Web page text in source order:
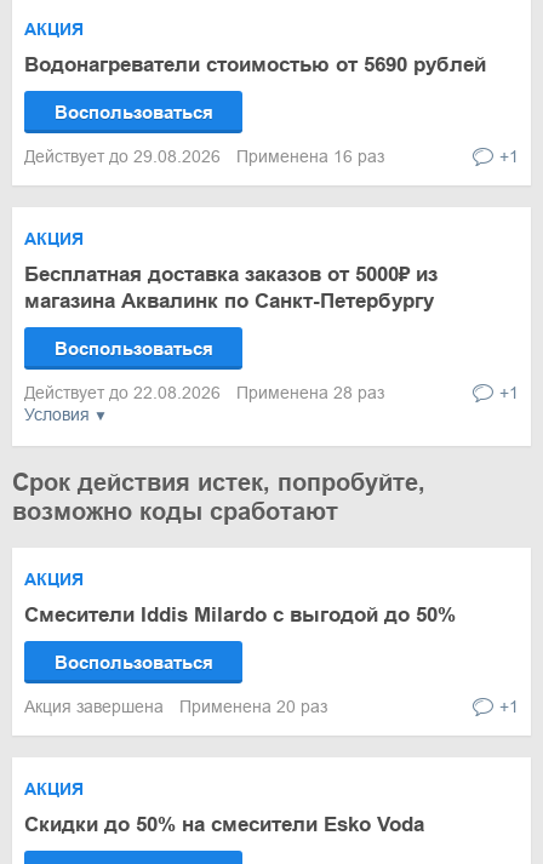
АКЦИЯ
Водонагреватели стоимостью от 5690 рублей
Воспользоваться
Действует до 29.08.2026 Применена 16 раз +1
Условия
АКЦИЯ
Бесплатная доставка заказов от 5000₽ из
магазина Аквалинк по Санкт-Петербургу
Воспользоваться
Действует до 22.08.2026 Применена 28 раз +1
Срок действия истек, попробуйте,
возможно коды сработают
АКЦИЯ
Смесители Iddis Milardo с выгодой до 50%
Воспользоваться
Акция завершена Применена 20 раз +1
АКЦИЯ
Скидки до 50% на смесители Esko Voda